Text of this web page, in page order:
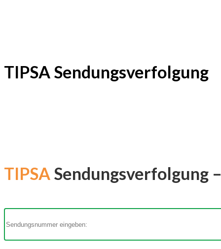
TIPSA Sendungsverfolgung
TIPSASendungsverfolgung